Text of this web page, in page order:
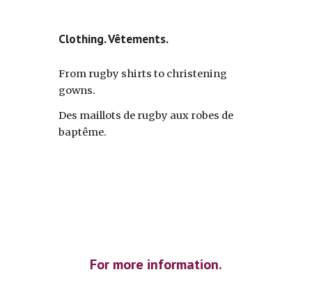
Clothing. Vêtements.
From rugby shirts to christening
gowns.
Des maillots de rugby aux robes de
baptême.
For more information.